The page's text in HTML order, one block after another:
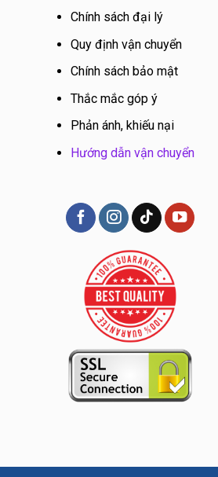
Chính sách đại lý
Quy định vận chuyển
Chính sách bảo mật
Thắc mắc góp ý
Phản ánh, khiếu nại
Hướng dẫn vận chuyển